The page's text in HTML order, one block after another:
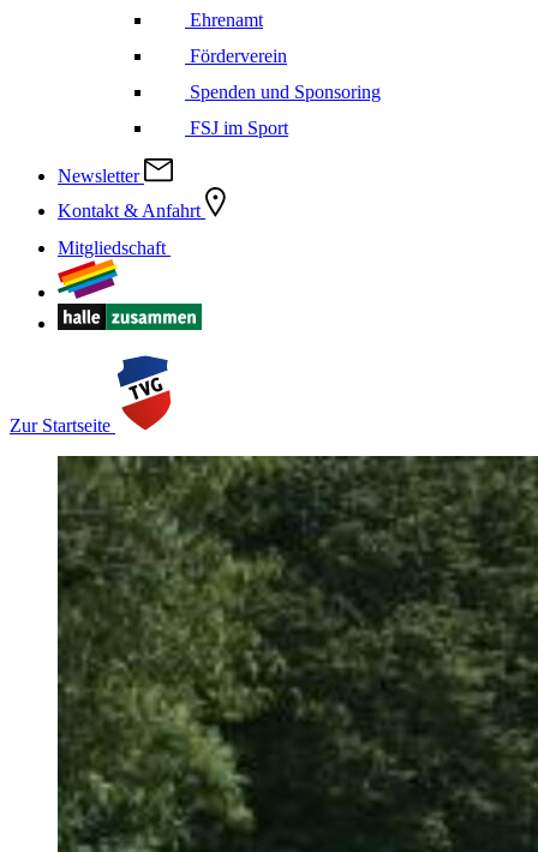
Ehrenamt
Förderverein
Spenden und Sponsoring
FSJ im Sport
Newsletter
Kontakt & Anfahrt
Mitgliedschaft
Zur Startseite